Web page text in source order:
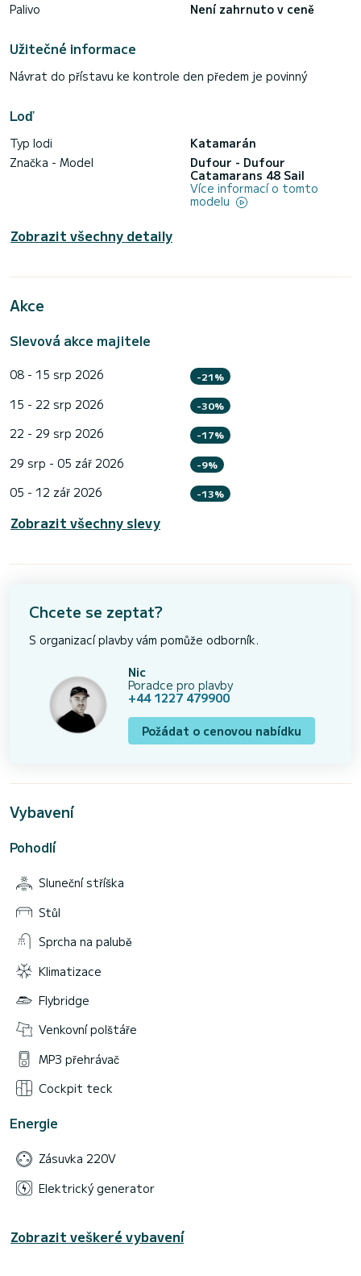
Palivo
Není zahrnuto v ceně
Užitečné informace
Návrat do přístavu ke kontrole den předem je povinný
Loď
Typ lodi
Katamarán
Značka - Model
Dufour - Dufour
Catamarans 48 Sail
Více informací o tomto
modelu
Zobrazit všechny detaily
Akce
Slevová akce majitele
08 - 15 srp 2026 -21%
15 - 22 srp 2026 -30%
22 - 29 srp 2026 -17%
29 srp - 05 zář 2026 -9%
05 - 12 zář 2026 -13%
Zobrazit všechny slevy
Chcete se zeptat?
S organizací plavby vám pomůže odborník.
Nic
Poradce pro plavby
+44 1227 479900
Požádat o cenovou nabídku
Vybavení
Pohodlí
Sluneční stříška
Stůl
Sprcha na palubě
Klimatizace
Flybridge
Venkovní polštáře
MP3 přehrávač
Cockpit teck
Energie
Zásuvka 220V
Elektrický generator
Zobrazit veškeré vybavení